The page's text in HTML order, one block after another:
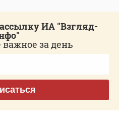
ИА "Взгляд-
за день